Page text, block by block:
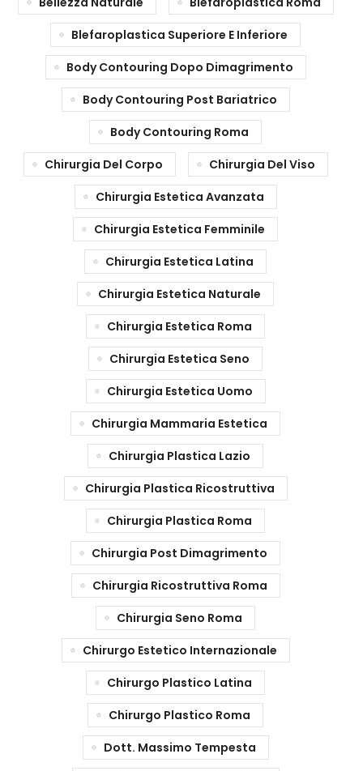
Blefaroplastica Superiore E Inferiore
Body Contouring Dopo Dimagrimento
Body Contouring Post Bariatrico
Body Contouring Roma
Chirurgia Del Corpo
Chirurgia Del Viso
Chirurgia Estetica Avanzata
Chirurgia Estetica Femminile
Chirurgia Estetica Latina
Chirurgia Estetica Naturale
Chirurgia Estetica Roma
Chirurgia Estetica Seno
Chirurgia Estetica Uomo
Chirurgia Mammaria Estetica
Chirurgia Plastica Lazio
Chirurgia Plastica Ricostruttiva
Chirurgia Plastica Roma
Chirurgia Post Dimagrimento
Chirurgia Ricostruttiva Roma
Chirurgia Seno Roma
Chirurgo Estetico Internazionale
Chirurgo Plastico Latina
Chirurgo Plastico Roma
Dott. Massimo Tempesta